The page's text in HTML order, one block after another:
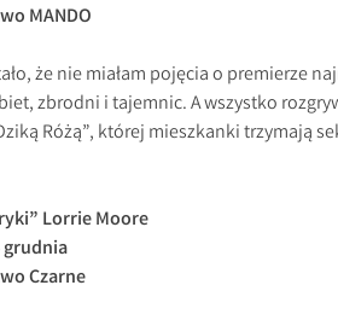
MANDO
że nie miałam pojęcia o premierze
zbrodni i tajemnic. A wszystko
Różą”, której mieszkanki trzymają
Lorrie Moore
grudnia
Czarne